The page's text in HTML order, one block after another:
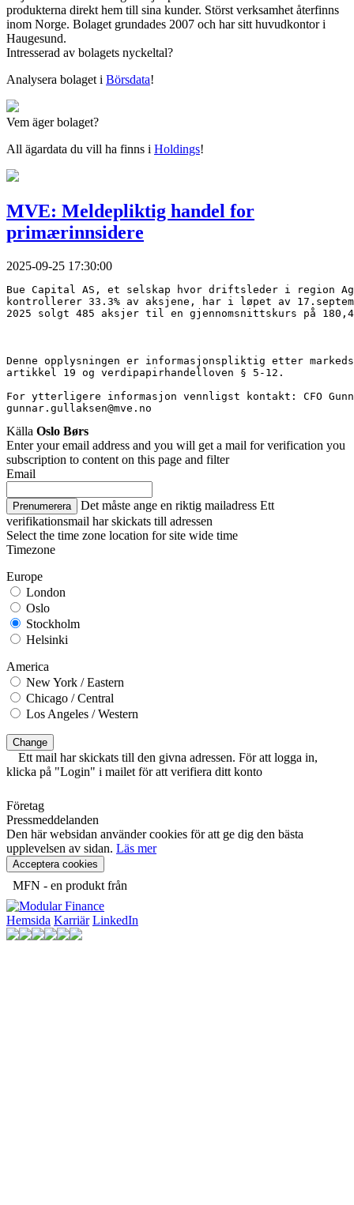
produkterna direkt hem till sina kunder. Störst verksamhet återfinns
inom Norge. Bolaget grundades 2007 och har sitt huvudkontor i
Haugesund.
Intresserad av bolagets nyckeltal?
Analysera bolaget i Börsdata!
Vem äger bolaget?
All ägardata du vill ha finns i Holdings!
MVE: Meldepliktig handel for
primærinnsidere
2025-09-25 17:30:00
Bue Capital AS, et selskap hvor driftsleder i region
kontrollerer 33.3% av aksjene, har i løpet av
2025 solgt 485 aksjer til en gjennomsnittskurs på
Denne opplysningen er informasjonspliktig etter
artikkel 19 og verdipapirhandelloven § 5-12.
For ytterligere informasjon vennligst kontakt: CFO
gunnar.gullaksen@mve.no
Källa Oslo Børs
Enter your email address and you will get a mail for verification you
subscription to content on this page and filter
Email
Prenumerera Det måste ange en riktig mailadress Ett
verifikationsmail har skickats till adressen
Select the time zone location for site wide time
Timezone
Europe
London
Oslo
Stockholm
Helsinki
America
New York / Eastern
Chicago / Central
Los Angeles / Western
Change
Ett mail har skickats till den givna adressen. För att logga in,
klicka på "Login" i mailet för att verifiera ditt konto
Företag
Pressmeddelanden
Den här websidan använder cookies för att ge dig den bästa
upplevelsen av sidan. Läs mer
Acceptera cookies
MFN - en produkt från
Hemsida Karriär LinkedIn